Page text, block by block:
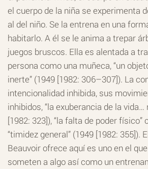
el cuerpo de la niña se experimenta
al del niño. Se la entrena en una
habitarlo. A él se le anima a trepar
juegos bruscos. Ella es alentada a
persona como una muñeca, “un
inerte” (1949 [1982: 306–307]). La
intencionalidad inhibida, sus
inhibidos, “la exuberancia de la vida…
[1982: 323]), “la falta de poder físico”
“timidez general” (1949 [1982: 355]).
Beauvoir ofrece aquí es uno en el
someten a algo así como un